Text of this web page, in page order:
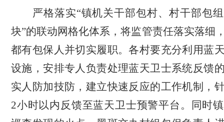
严格落实“镇机关干部包村、村干部包
块”的联动网格化体系，将监管责任落实落细
都有包保人并切实履职。各村要充分利用蓝
设施，安排专人负责处理蓝天卫士系统反馈
实人防加技防， 建立快速反应的工作机制，
2小时以内反馈至蓝天卫士预警平台。同时镇